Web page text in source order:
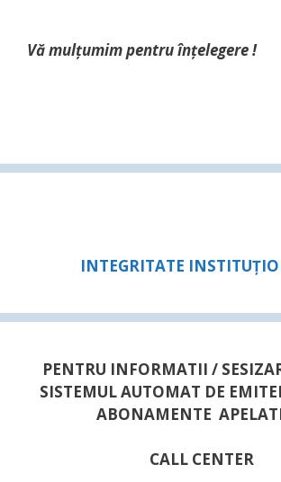
Vă mulţumim pentru înţelegere !
INTEGRITATE
PENTRU INFORMATII /
SISTEMUL AUTOMAT DE
ABONAMENTE
CALL CENTER